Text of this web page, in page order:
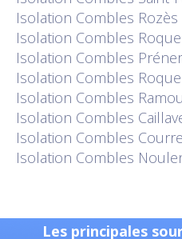
Isolation Combles Rozès
Isolation Combles
Isolation Combles
Isolation Combles
Isolation Combles
Isolation Combles
Isolation Combles
Isolation Combles
Les principales